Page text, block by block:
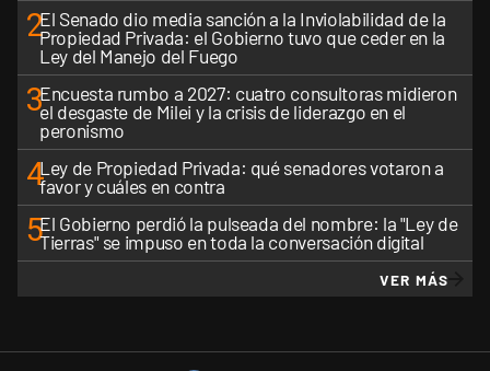
2El Senado dio media sanción a la Inviolabilidad de la
Propiedad Privada: el Gobierno tuvo que ceder en la
Ley del Manejo del Fuego
3Encuesta rumbo a 2027: cuatro consultoras midieron
el desgaste de Milei y la crisis de liderazgo en el
peronismo
4Ley de Propiedad Privada: qué senadores votaron a
favor y cuáles en contra
5El Gobierno perdió la pulseada del nombre: la "Ley de
Tierras" se impuso en toda la conversación digital
VER MÁS